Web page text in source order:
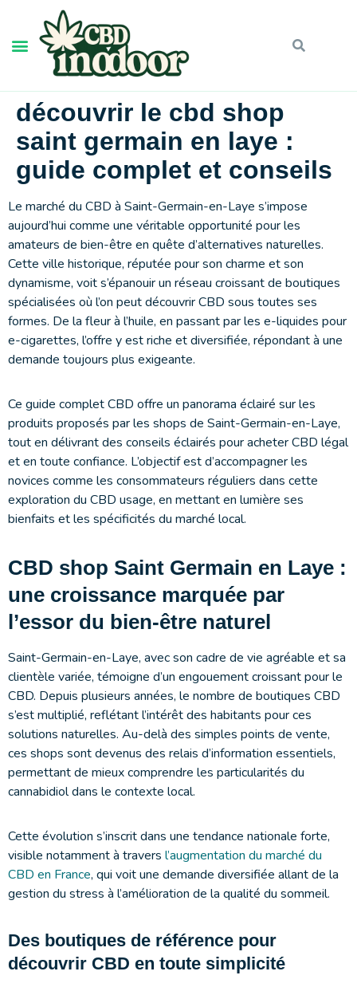
découvrir le cbd shop
saint germain en laye :
guide complet et conseils
Le marché du CBD à Saint-Germain-en-Laye s’impose
aujourd’hui comme une véritable opportunité pour les
amateurs de bien-être en quête d’alternatives naturelles.
Cette ville historique, réputée pour son charme et son
dynamisme, voit s’épanouir un réseau croissant de boutiques
spécialisées où l’on peut découvrir CBD sous toutes ses
formes. De la fleur à l’huile, en passant par les e-liquides pour
e-cigarettes, l’offre y est riche et diversifiée, répondant à une
demande toujours plus exigeante.
Ce guide complet CBD offre un panorama éclairé sur les
produits proposés par les shops de Saint-Germain-en-Laye,
tout en délivrant des conseils éclairés pour acheter CBD légal
et en toute confiance. L’objectif est d’accompagner les
novices comme les consommateurs réguliers dans cette
exploration du CBD usage, en mettant en lumière ses
bienfaits et les spécificités du marché local.
CBD shop Saint Germain en Laye :
une croissance marquée par
l’essor du bien-être naturel
Saint-Germain-en-Laye, avec son cadre de vie agréable et sa
clientèle variée, témoigne d’un engouement croissant pour le
CBD. Depuis plusieurs années, le nombre de boutiques CBD
s’est multiplié, reflétant l’intérêt des habitants pour ces
solutions naturelles. Au-delà des simples points de vente,
ces shops sont devenus des relais d’information essentiels,
permettant de mieux comprendre les particularités du
cannabidiol dans le contexte local.
Cette évolution s’inscrit dans une tendance nationale forte,
visible notamment à travers l’augmentation du marché du
CBD en France, qui voit une demande diversifiée allant de la
gestion du stress à l’amélioration de la qualité du sommeil.
Des boutiques de référence pour
découvrir CBD en toute simplicité